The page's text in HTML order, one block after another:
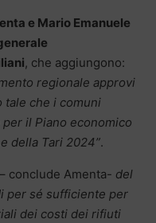
e Mario Emanuele
, che aggiungono:
regionale approvi
tale che i comuni
il Piano economico
della Tari 2024”.
– conclude Amenta- del
per sé sufficiente per
dei costi dei rifiuti